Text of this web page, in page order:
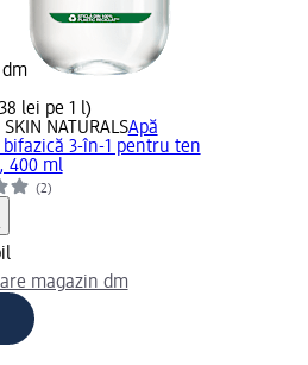
lei pe 1 l)
SKIN NATURALSApă
3-în-1 pentru ten
400 ml
(2)
magazin dm